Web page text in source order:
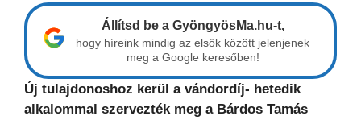
Állítsd be a GyöngyösMa.hu-t,
hogy híreink mindig az elsők között jelenjenek
meg a Google keresőben!
Új tulajdonoshoz kerül a vándordíj- hetedik
alkalommal szervezték meg a Bárdos Tamás